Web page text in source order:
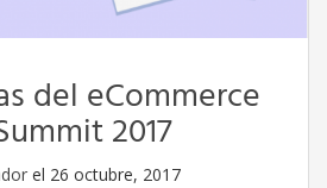
del eCommerce
2017
el 26 octubre, 2017